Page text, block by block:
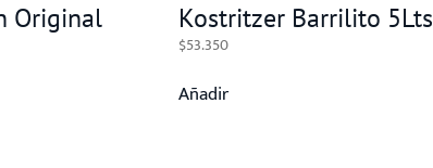
Original
Kostritzer Barrilito 5Lts
$53.350
Añadir